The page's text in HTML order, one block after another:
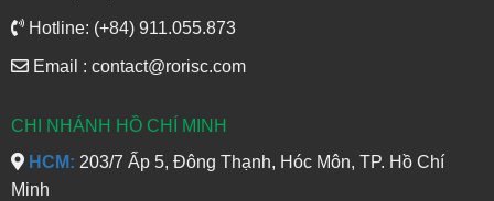
Hotline: (+84) 911.055.873
Email : contact@rorisc.com
CHI NHÁNH HỒ CHÍ MINH
HCM: 203/7 Ấp 5, Đông Thạnh, Hóc Môn, TP. Hồ Chí
Minh